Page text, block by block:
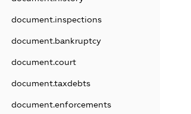
document.inspections
document.bankruptcy
document.court
document.taxdebts
document.enforcements